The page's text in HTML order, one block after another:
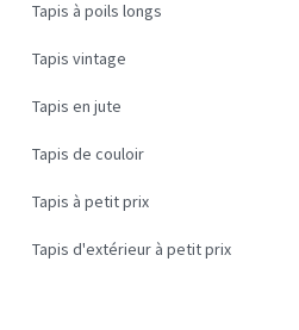
Tapis à poils longs
Tapis vintage
Tapis en jute
Tapis de couloir
Tapis à petit prix
Tapis d'extérieur à petit prix